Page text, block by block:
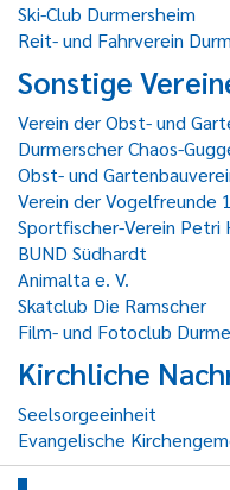
Ski-Club Durmersheim
Reit- und Fahrverein
Sonstige
Verein der Obst- und
Durmerscher Chaos-
Obst- und
Verein der Vogelfreunde
Sportfischer-Verein Petri
BUND Südhardt
Animalta e. V.
Skatclub Die Ramscher
Film- und Fotoclub
Kirchliche
Seelsorgeeinheit
Evangelische